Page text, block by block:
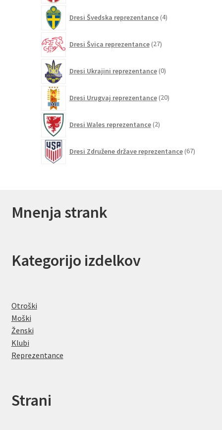
Dresi Švedska reprezentance 4izdelki
Dresi Švica reprezentance 27izdelkov
Dresi Ukrajini reprezentance 0izdelkov
Dresi Urugvaj reprezentance 20izdelkov
Dresi Wales reprezentance 2izdelka
Dresi Združene države reprezentance 67izdelkov
Mnenja strank
Kategorijo izdelkov
Otroški
Moški
Ženski
Klubi
Reprezentance
Strani